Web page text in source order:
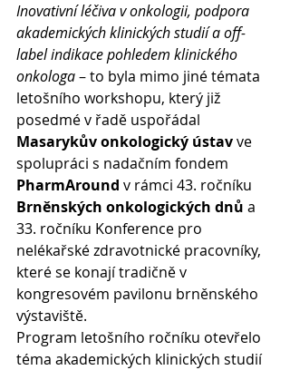
Inovativní léčiva v onkologii, podpora
akademických klinických studií a off-
label indikace pohledem klinického
onkologa – to byla mimo jiné témata
letošního workshopu, který již
posedmé v řadě uspořádal
Masarykův onkologický ústav ve
spolupráci s nadačním fondem
PharmAround v rámci 43. ročníku
Brněnských onkologických dnů a
33. ročníku Konference pro
nelékařské zdravotnické pracovníky,
které se konají tradičně v
kongresovém pavilonu brněnského
výstaviště.
Program letošního ročníku otevřelo
téma akademických klinických studií